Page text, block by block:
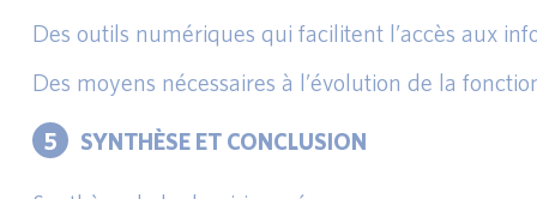
Des outils numériques qui facilitent l’accès aux
Des moyens nécessaires à l’évolution de la
5 SYNTHÈSE ET CONCLUSION